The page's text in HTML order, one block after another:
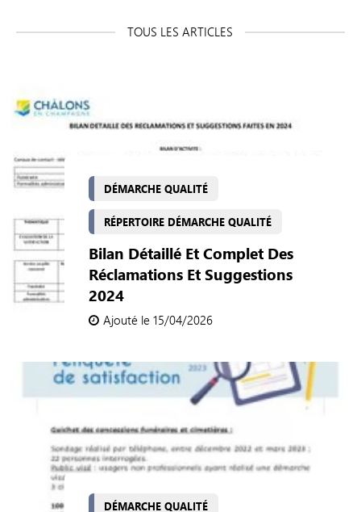
DÉMARCHE QUALITÉ
RÉPERTOIRE DÉMARCHE QUALITÉ
Bilan Détaillé Et Complet Des
Réclamations Et Suggestions
2024
Ajouté le 15/04/2026
DÉMARCHE QUALITÉ